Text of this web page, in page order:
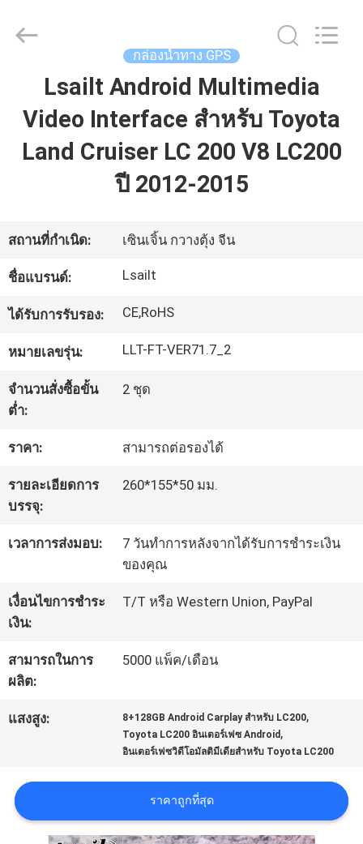
สินค้า
เกี่ยว
กับ
เรา
ทัวร์
โรงงาน
ควบคุม
คุณภาพ
ติดต่อ
ข่าว
แผนผัง
Automobile
Electron
กล่องนำทาง GPS
Lsailt Android Multimedia
Video Interface สําหรับ Toyota
Land Cruiser LC 200 V8 LC200
ปี 2012-2015
สถานที่กำเนิด: เซินเจิ้น กวางตุ้ง จีน
ชื่อแบรนด์: Lsailt
ได้รับการรับรอง: CE,RoHS
หมายเลขรุ่น: LLT-FT-VER71.7_2
จำนวนสั่งซื้อขั้น
ต่ำ:
2 ชุด
ราคา: สามารถต่อรองได้
รายละเอียดการ
บรรจุ:
260*155*50 มม.
เวลาการส่งมอบ:
7 วันทำการหลังจากได้รับการชำระเงิน
ของคุณ
เงื่อนไขการชำระ
เงิน:
T/T หรือ Western Union, PayPal
สามารถในการ
ผลิต:
5000 แพ็ค/เดือน
แสงสูง: 8+128GB Android Carplay สําหรับ LC200,
Toyota LC200 อินเตอร์เฟซ Android ,
อินเตอร์เฟซวิดีโอมัลติมีเดียสําหรับ Toyota LC200
ราคาถูกที่สุด